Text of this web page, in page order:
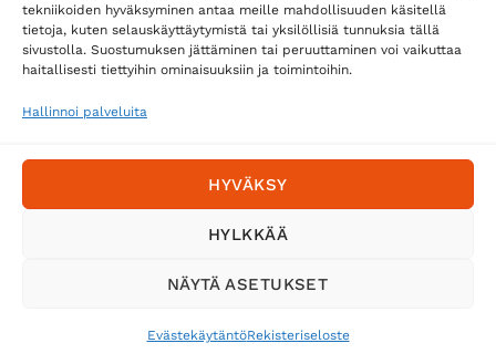
tekniikoiden hyväksyminen antaa meille mahdollisuuden käsitellä
tietoja, kuten selauskäyttäytymistä tai yksilöllisiä tunnuksia tällä
sivustolla. Suostumuksen jättäminen tai peruuttaminen voi vaikuttaa
haitallisesti tiettyihin ominaisuuksiin ja toimintoihin.
Hallinnoi palveluita
HYVÄKSY
HYLKKÄÄ
NÄYTÄ ASETUKSET
EvästekäytäntöRekisteriseloste
Toimitustavat
Posti
Matkahuolto
Tilaa uutiskirje ja saat erikoisalennuksia